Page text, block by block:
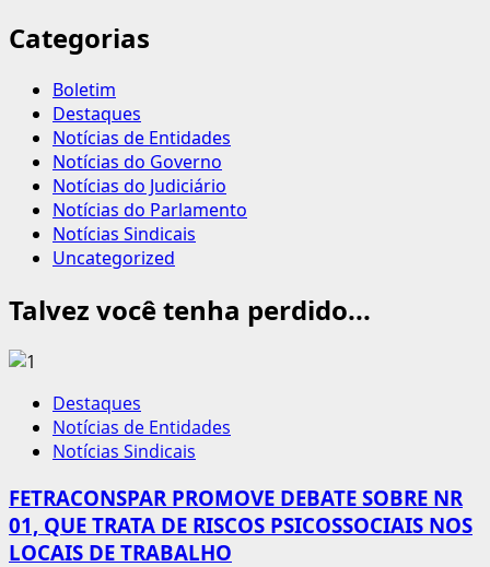
Categorias
Boletim
Destaques
Notícias de Entidades
Notícias do Governo
Notícias do Judiciário
Notícias do Parlamento
Notícias Sindicais
Uncategorized
Talvez você tenha perdido...
Destaques
Notícias de Entidades
Notícias Sindicais
FETRACONSPAR PROMOVE DEBATE SOBRE NR
01, QUE TRATA DE RISCOS PSICOSSOCIAIS NOS
LOCAIS DE TRABALHO